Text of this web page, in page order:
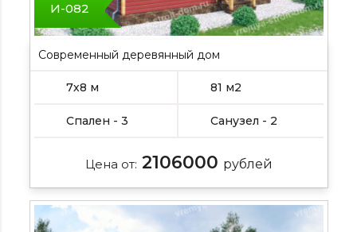
И-082
Современный деревянный дом
7х8 м 81 м2
Спален - 3 Санузел - 2
Цена от: 2106000 рублей